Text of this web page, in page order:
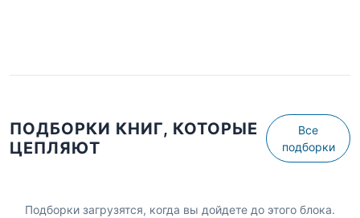
ПОДБОРКИ КНИГ, КОТОРЫЕ
ЦЕПЛЯЮТ
Все
подборки
Подборки загрузятся, когда вы дойдете до этого блока.